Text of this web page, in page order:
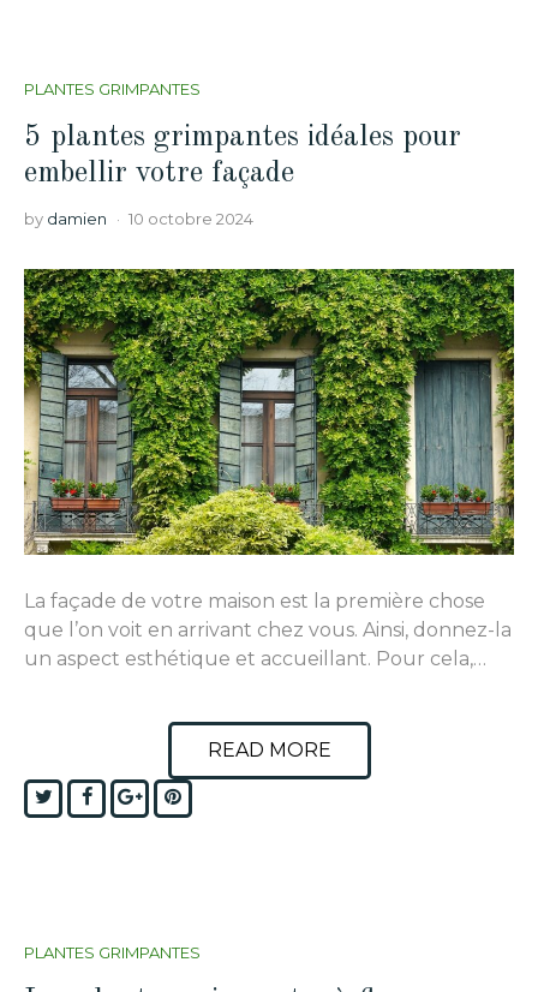
PLANTES GRIMPANTES
5 plantes grimpantes idéales pour
embellir votre façade
by damien 10 octobre 2024
La façade de votre maison est la première chose
que l’on voit en arrivant chez vous. Ainsi, donnez-la
un aspect esthétique et accueillant. Pour cela,…
READ MORE
TwitterFacebook
Google+Pinterest
PLANTES GRIMPANTES